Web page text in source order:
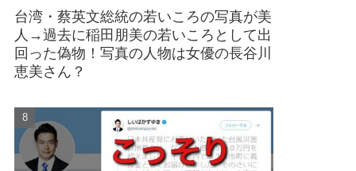
台湾・蔡英文総統の若いころの写真が美
人→過去に稲田朋美の若いころとして出
回った偽物！写真の人物は女優の長谷川
恵美さん？